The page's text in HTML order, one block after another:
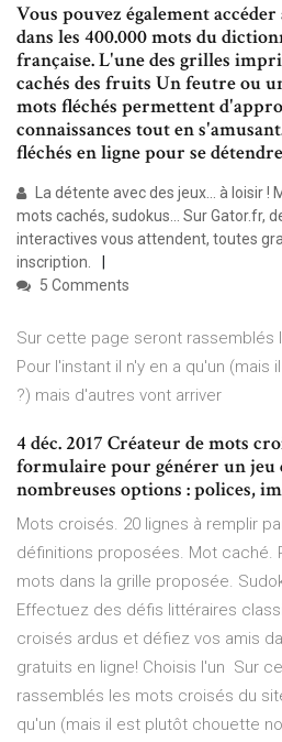
Vous pouvez également
dans les 400.000 mots du
française. L'une des grilles
cachés des fruits Un feutre ou
mots fléchés permettent
connaissances tout en
fléchés en ligne pour se détendre
La détente avec des jeux… à loisir !
mots cachés, sudokus… Sur Gator.fr,
interactives vous attendent, toutes
inscription.
5 Comments
Sur cette page seront rassemblés
Pour l'instant il n'y en a qu'un
?) mais d'autres vont arriver
4 déc. 2017 Créateur de mots
formulaire pour générer un jeu
nombreuses options : polices,
Mots croisés. 20 lignes à remplir
définitions proposées. Mot caché.
mots dans la grille proposée.
Effectuez des défis littéraires
croisés ardus et défiez vos amis
gratuits en ligne! Choisis l'un Sur
rassemblés les mots croisés du
qu'un (mais il est plutôt chouette